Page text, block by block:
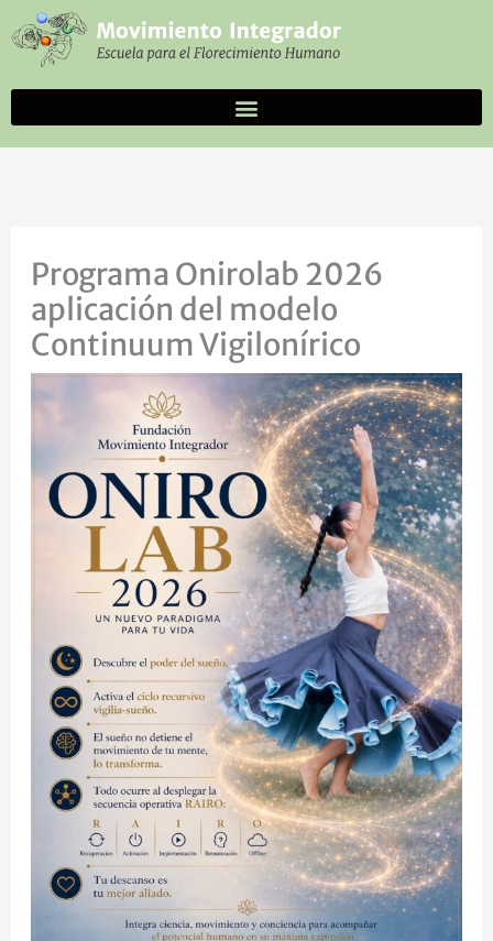
al
contenido
Programa Onirolab 2026
aplicación del modelo
Continuum Vigilonírico